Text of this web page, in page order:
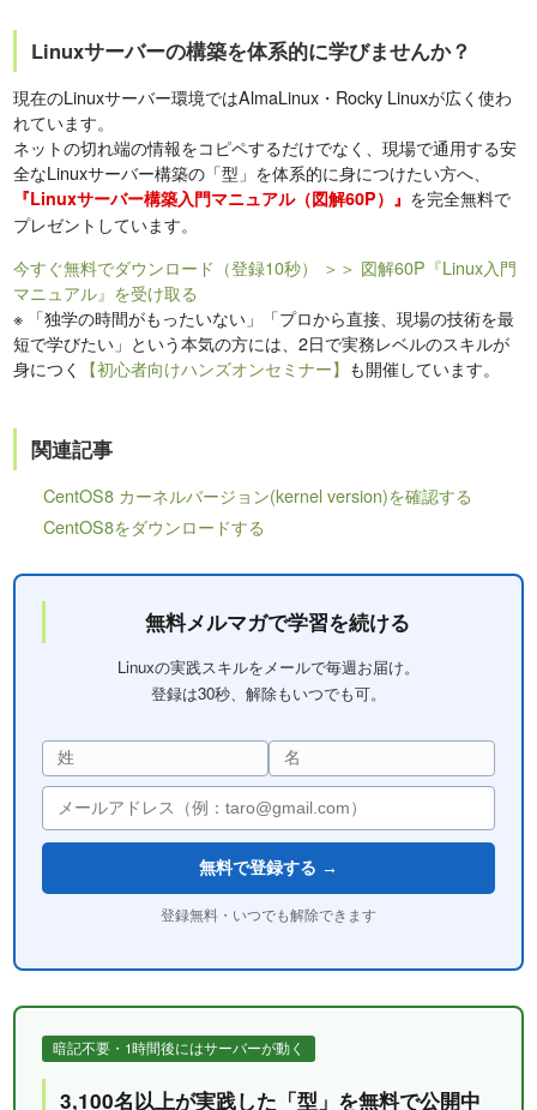
Linuxサーバーの構築を体系的に学びませんか？
現在のLinuxサーバー環境ではAlmaLinux・Rocky Linuxが広く使わ
れています。
ネットの切れ端の情報をコピペするだけでなく、現場で通用する安
全なLinuxサーバー構築の「型」を体系的に身につけたい方へ、
『Linuxサーバー構築入門マニュアル（図解60P）』 を完全無料で
プレゼントしています。
今すぐ無料でダウンロード（登録10秒）
＞＞ 図解60P『Linux入門
マニュアル』を受け取る
※ 「独学の時間がもったいない」「プロから直接、現場の技術を最
短で学びたい」という本気の方には、2日で実務レベルのスキルが
身につく
【初心者向けハンズオンセミナー】 も開催しています。
関連記事
CentOS8 カーネルバージョン(kernel version)を確認する
CentOS8をダウンロードする
無料メルマガで学習を続ける
Linuxの実践スキルをメールで毎週お届け。
登録は30秒、解除もいつでも可。
無料で登録する →
登録無料・いつでも解除できます
暗記不要・1時間後にはサーバーが動く
3,100名以上が実践した「型」を無料で公開中